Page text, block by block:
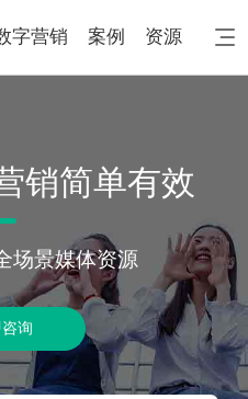
字营销 案例 资源
销简单有效
场景媒体资源
询